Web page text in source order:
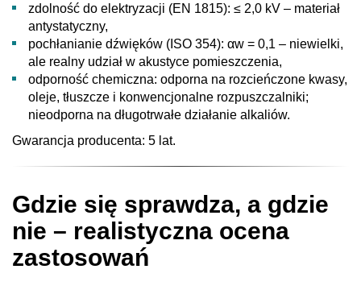
zdolność do elektryzacji (EN 1815): ≤ 2,0 kV – materiał
antystatyczny,
pochłanianie dźwięków (ISO 354): αw = 0,1 – niewielki,
ale realny udział w akustyce pomieszczenia,
odporność chemiczna: odporna na rozcieńczone kwasy,
oleje, tłuszcze i konwencjonalne rozpuszczalniki;
nieodporna na długotrwałe działanie alkaliów.
Gwarancja producenta: 5 lat.
Gdzie się sprawdza, a gdzie
nie – realistyczna ocena
zastosowań